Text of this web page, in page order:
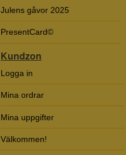
Julens gåvor 2025
PresentCard©
Kundzon
Logga in
Mina ordrar
Mina uppgifter
Välkommen!